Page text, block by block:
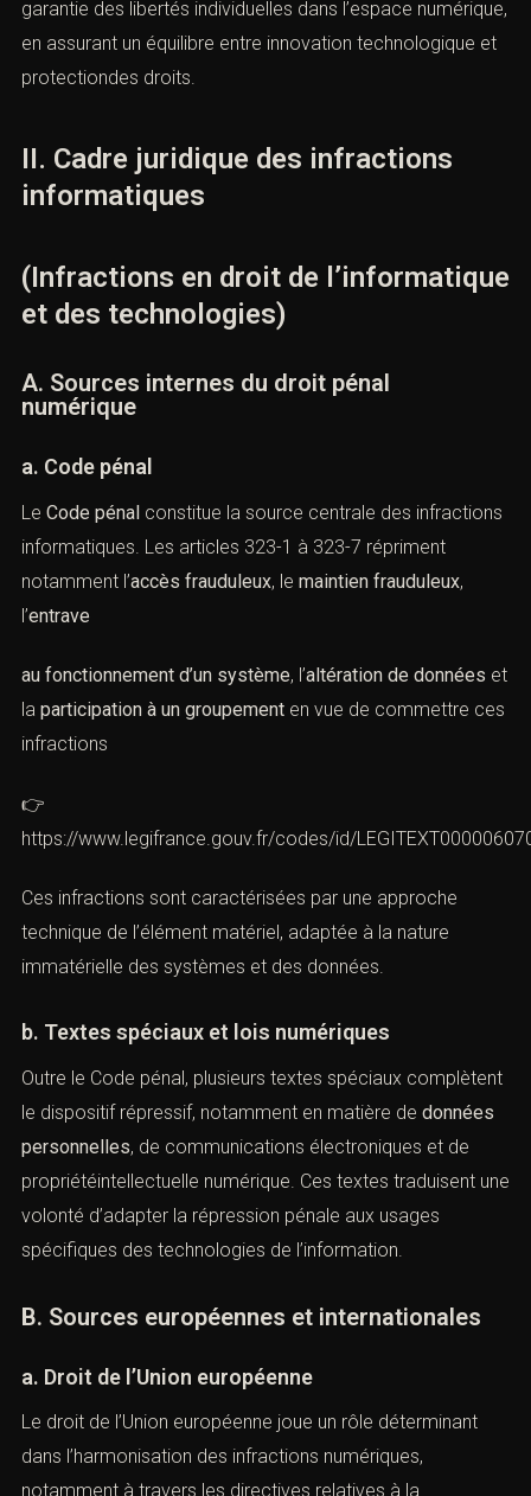
liberté des communications. Les infractions
informatiques peuvent porter atteinte à l’intimité, à la
réputation ou à la sécurité des personnes,
ce qui justifie leur pénalisation.
La répression pénale constitue ainsi un instrument de
numérique, en assurant un équilibre entre innovation
technologique et protectiondes droits.
II. Cadre juridique des infractions
informatiques
(Infractions en droit de
l’informatique et des technologies)
A. Sources internes du droit pénal
a. Code pénal
LeCode pénal
répriment notamment l’
frauduleux, l’entrave
au fonctionnement d’un système, l’ altération de données
et la participation à un groupementen vue de commettre
ces infractions
👉
https://www.legifrance.gouv.fr/codes/id/
b. Textes spéciaux et lois numériques
Outre le Code pénal, plusieurs textes spéciaux
dedonnées personnelles, de communications
électroniques et de propriétéintellectuelle numérique.
Ces textes traduisent une volonté d’adapter la
répression pénale aux usages spécifiques des